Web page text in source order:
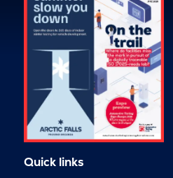
Quick links